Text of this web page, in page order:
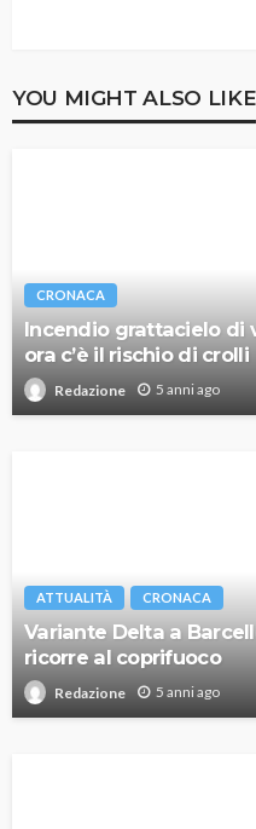
YOU MIGHT ALSO LIKE
CRONACA
Incendio grattacielo di
ora c’è il rischio di crolli
Redazione 5 anni ago
ATTUALITÀ CRONACA
Variante Delta a
ricorre al coprifuoco
Redazione 5 anni ago